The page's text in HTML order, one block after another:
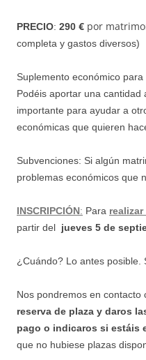
PRECIO: 290 € por
completa y gastos diversos)
Suplemento económico para
Podéis aportar una
importante para ayudar a
económicas que quieren
Subvenciones: Si algún
problemas económicos que
INSCRIPCIÓN: Para
partir del jueves 5 de
¿Cuándo? Lo antes posible.
Nos pondremos en contacto
reserva de plaza y daros
pago o indicaros si estáis
que no hubiese plazas